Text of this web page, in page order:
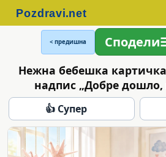
< предишна Сподели
Нежна бебешка
надпис „Добре дошло,
👍 Супер